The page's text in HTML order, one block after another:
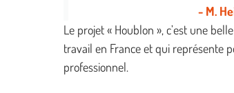
- M.
Le projet « Houblon », c’est une
travail en France et qui représente
professionnel.